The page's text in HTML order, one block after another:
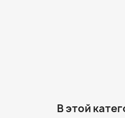
В этой